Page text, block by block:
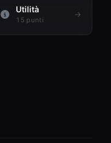
Utilità
15 punti
→